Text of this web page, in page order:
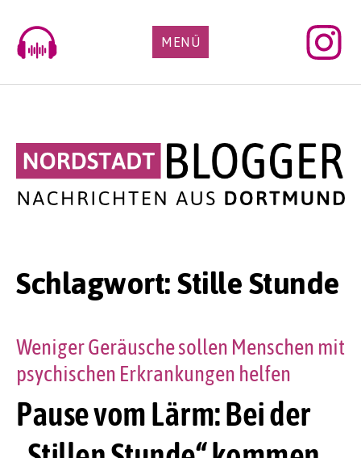
content
MENÜ
Schlagwort:Stille Stunde
Pause vom Lärm: Bei der
Weniger Geräusche sollen Menschen mit
psychischen Erkrankungen helfen